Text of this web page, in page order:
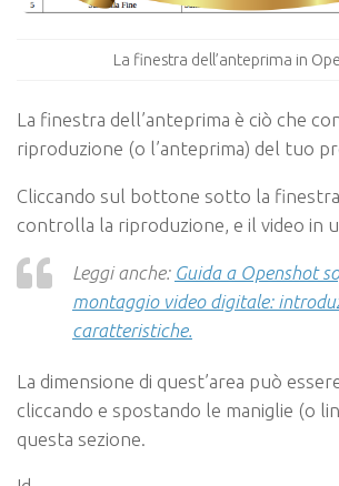
La finestra dell’anteprima in
La finestra dell’anteprima è ciò che
riproduzione (o l’anteprima) del tuo
Cliccando sul bottone sotto la finestra
controlla la riproduzione, e il video in
Leggi anche: Guida a Openshot
montaggio video digitale:
caratteristiche.
La dimensione di quest’area può
cliccando e spostando le maniglie (o
questa sezione.